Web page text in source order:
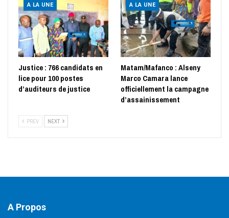
A LA UNE
Justice : 766 candidats en
lice pour 100 postes
d’auditeurs de justice
A LA UNE
Matam/Mafanco : Alseny
Marco Camara lance
officiellement la campagne
d’assainissement
PREV NEXT
A Propos